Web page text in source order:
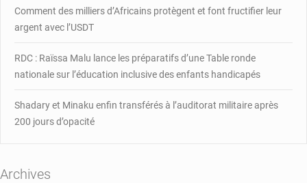
Comment des milliers d’Africains protègent et font fructifier leur
argent avec l’USDT
RDC : Raïssa Malu lance les préparatifs d’une Table ronde
nationale sur l’éducation inclusive des enfants handicapés
Shadary et Minaku enfin transférés à l’auditorat militaire après
200 jours d’opacité
Archives